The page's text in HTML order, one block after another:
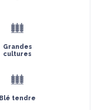
Grandes
cultures
Blé tendre